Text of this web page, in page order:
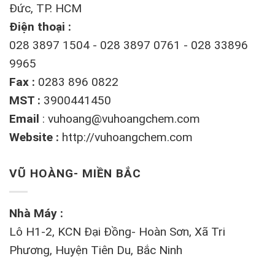
Đức, TP. HCM
Điện thoại :
028 3897 1504 - 028 3897 0761 - 028 33896
9965
Fax : 0283 896 0822
MST : 3900441450
Email : vuhoang@vuhoangchem.com
Website : http://vuhoangchem.com
VŨ HOÀNG- MIỀN BẮC
Nhà Máy :
Lô H1-2, KCN Đại Đồng- Hoàn Sơn, Xã Tri
Phương, Huyện Tiên Du, Bắc Ninh